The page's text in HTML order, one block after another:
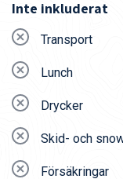
Air France
Easy Jet
Skyscanner
Om du behöver
La Clusaz, tveka
Inte inkluderat
Transport
Lunch
Drycker
Skid- och
Försäkringar